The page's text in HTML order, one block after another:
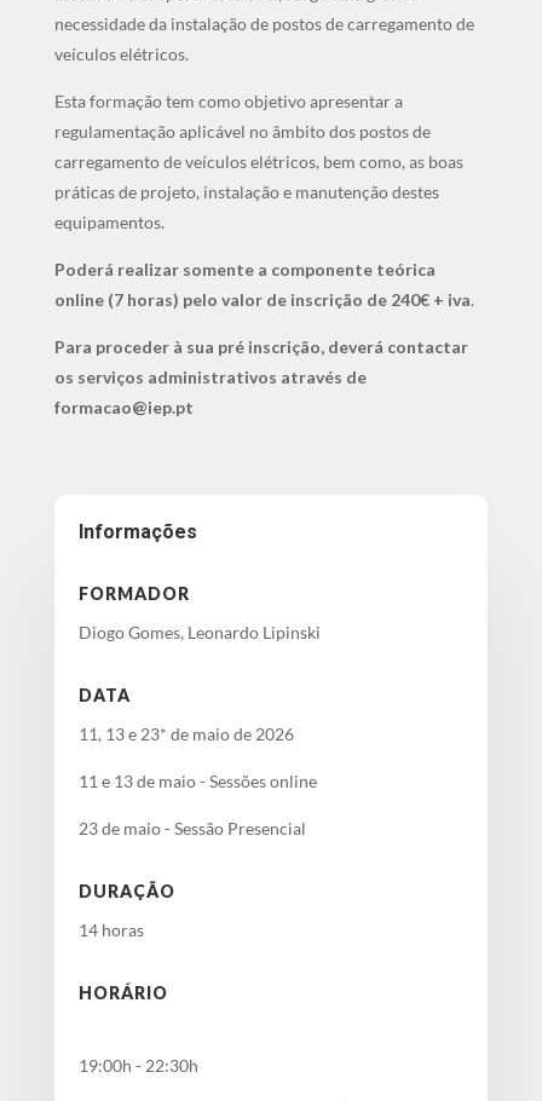
necessidade da instalação de postos de carregamento de
veículos elétricos.
Esta formação tem como objetivo apresentar a
regulamentação aplicável no âmbito dos postos de
carregamento de veículos elétricos, bem como, as boas
práticas de projeto, instalação e manutenção destes
equipamentos.
Poderá realizar somente a componente teórica
online (7 horas) pelo valor de inscrição de 240€ + iva.​
Para proceder à sua pré inscrição, deverá contactar
os serviços administrativos através de
formacao@iep.pt​​​
Informações
FORMADOR
Diogo Gomes, Leonardo Lipinski
DATA
11, 13 e 23* de maio de 2026
11 e 13 de maio - Sessões online
23 de maio - Sessão Presencial
DURAÇÃO
14 horas
HORÁRIO
19:00h - 22:30h